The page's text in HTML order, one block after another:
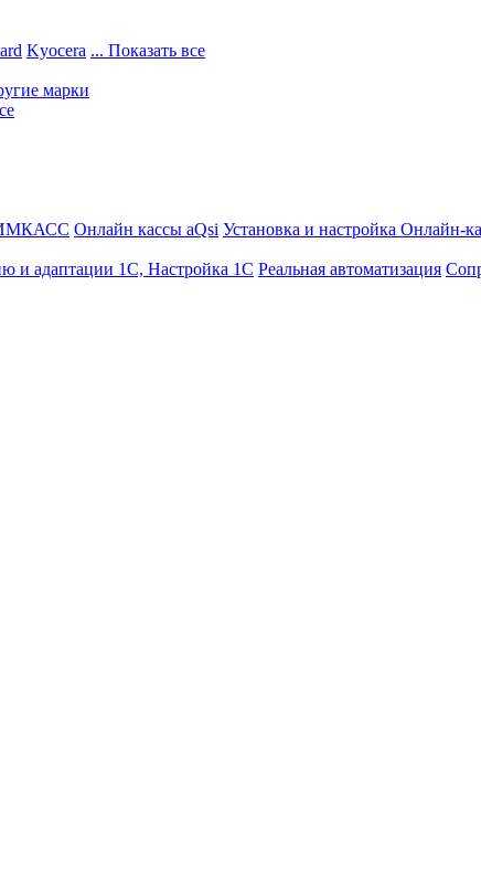
Kyocera ... Показать все
марки
Онлайн кассы aQsi Установка и настройка Онлайн-
и адаптации 1С, Настройка 1С Реальная автоматизация